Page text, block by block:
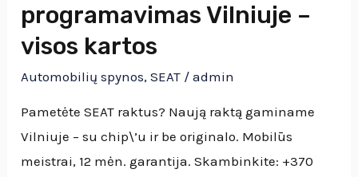
programavimas Vilniuje –
visos kartos
Automobilių spynos,SEAT /admin
Pametėte SEAT raktus? Naują raktą gaminame
Vilniuje – su chip\’u ir be originalo. Mobilūs
meistrai, 12 mėn. garantija. Skambinkite: +370
gamyba
ir
programavimas
Vilniuje
visos